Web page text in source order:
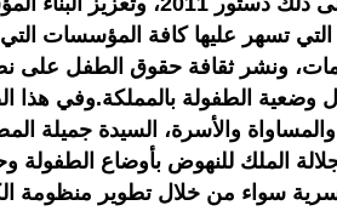
التي تسهر عليها كافة المؤسسات
ونشر ثقافة حقوق الطفل على
وضعية الطفولة بالمملكة.وفي هذا
والمساواة والأسرة، السيدة جميلة
الملك للنهوض بأوضاع الطفولة
سواء من خلال تطوير منظومة